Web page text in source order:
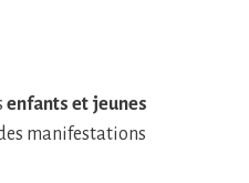
enfants et jeunes
manifestations